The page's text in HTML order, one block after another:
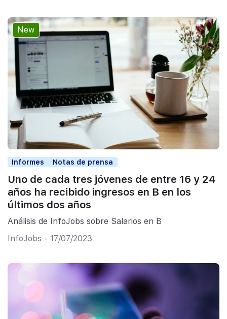
New
Informes Notas de prensa
Uno de cada tres jóvenes de entre 16 y 24
años ha recibido ingresos en B en los
últimos dos años
Análisis de InfoJobs sobre Salarios en B
InfoJobs - 17/07/2023